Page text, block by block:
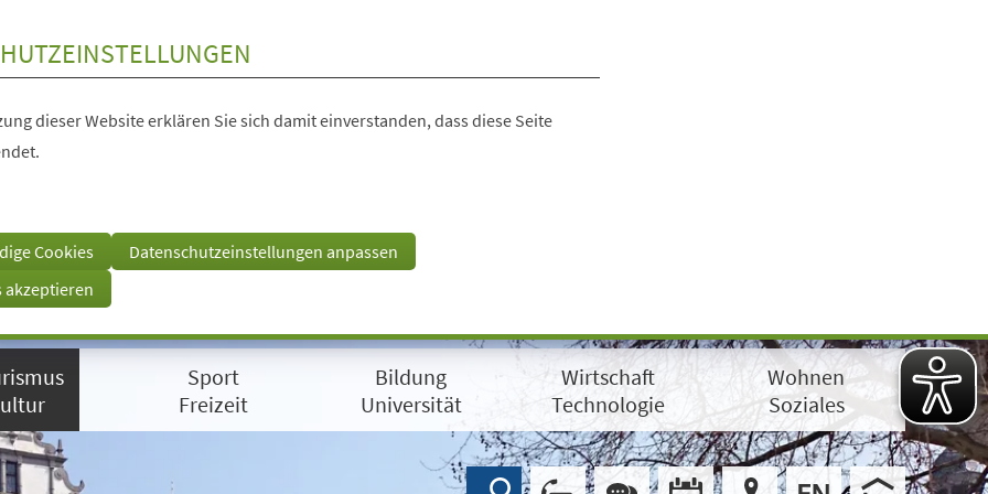
dieser Website erklären Sie sich damit einverstanden, dass diese Seite
Cookies
Datenschutzeinstellungen anpassen
akzeptieren
Sport
Freizeit
Bildung
Universität
Wirtschaft
Technologie
Wohnen
Soziales